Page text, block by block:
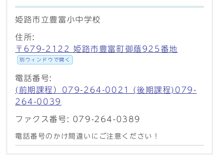
姫路市立豊富小中学校
住所:
〒679-2122 姫路市豊富町御蔭925番地
別ウィンドウで開く
電話番号:
(前期課程）079-264-0021 (後期課程)079-
264-0039
ファクス番号: 079-264-0389
電話番号のかけ間違いにご注意ください！